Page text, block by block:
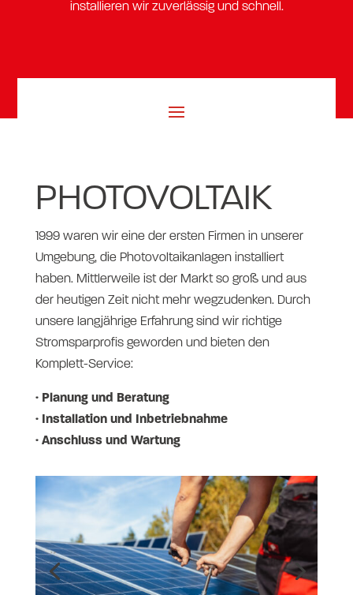
installieren wir zuverlässig und schnell.
PHOTOVOLTAIK
1999 waren wir eine der ersten Firmen in unserer
Umgebung, die Photovoltaikanlagen installiert
haben. Mittlerweile ist der Markt so groß und aus
der heutigen Zeit nicht mehr wegzudenken. Durch
unsere langjährige Erfahrung sind wir richtige
Stromsparprofis geworden und bieten den
Komplett-Service:
· Planung und Beratung
· Installation und Inbetriebnahme
· Anschluss und Wartung